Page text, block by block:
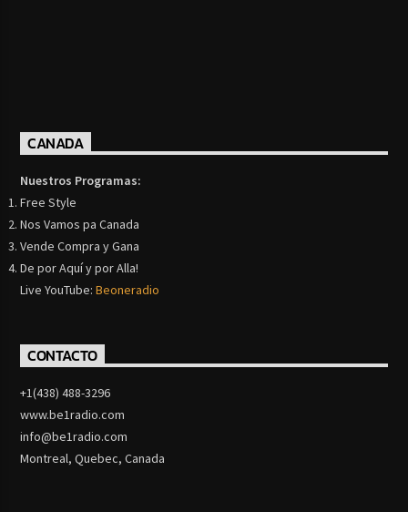
CANADA
Nuestros Programas:
Free Style
Nos Vamos pa Canada
Vende Compra y Gana
De por Aquí y por Alla!
Live YouTube:Beoneradio
CONTACTO
+1(438) 488-3296
www.be1radio.com
info@be1radio.com
Montreal, Quebec, Canada